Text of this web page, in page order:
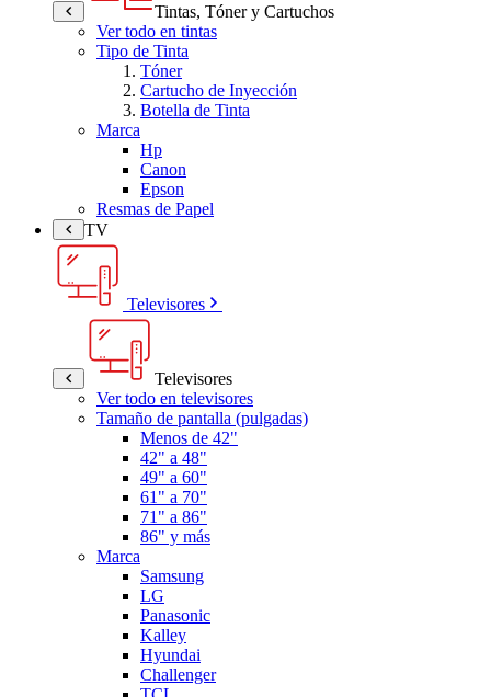
Tintas, Tóner y Cartuchos
Ver todo en tintas
Tipo de Tinta
Tóner
Cartucho de Inyección
Botella de Tinta
Marca
Hp
Canon
Epson
Resmas de Papel
TV
Televisores
Televisores
Ver todo en televisores
Tamaño de pantalla (pulgadas)
Menos de 42"
42" a 48"
49" a 60"
61" a 70"
71" a 86"
86" y más
Marca
Samsung
LG
Panasonic
Kalley
Hyundai
Challenger